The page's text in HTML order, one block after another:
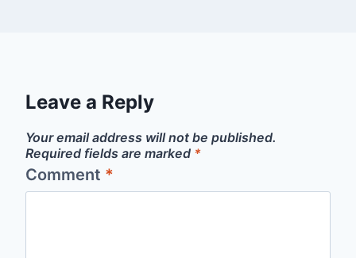
Leave a Reply
Your email address will not be published.
Required fields are marked *
Comment *